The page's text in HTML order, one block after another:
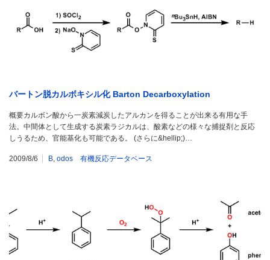
バートン脱カルボキシル化 Barton Decarboxylation
概要カルボン酸から一炭素減炭したアルカンを得ることが出来る有用な手
法。中間体として生成する炭素ラジカルは、酸素などの様々な捕捉剤と反応
しうるため、官能基化も可能である。 (さらに&hellip;)…
2009/8/6 B, odos 有機反応データベース